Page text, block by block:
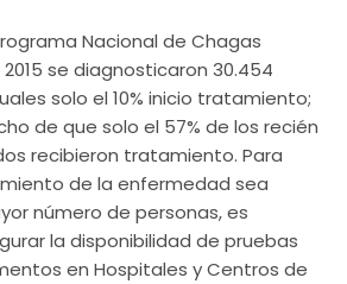
Nacional de Chagas
se diagnosticaron 30.454
solo el 10% inicio tratamiento;
de que solo el 57% de los recién
recibieron tratamiento. Para
de la enfermedad sea
número de personas, es
la disponibilidad de pruebas
en Hospitales y Centros de